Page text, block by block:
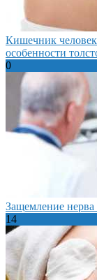
Кишечник
особенности
0
Защемление
14